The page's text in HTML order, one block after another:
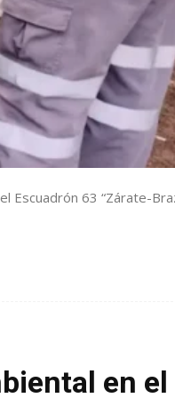
Escuadrón 63 “Zárate-
en el